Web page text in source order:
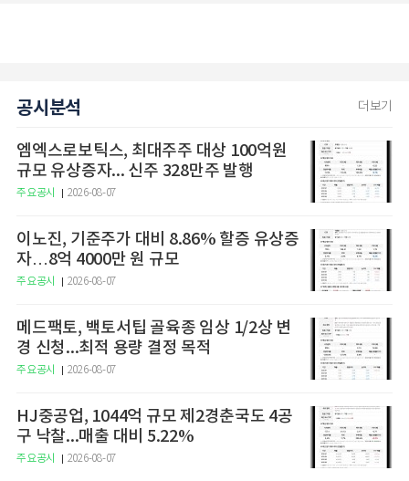
공시분석 더보기
엠엑스로보틱스, 최대주주 대상 100억원
규모 유상증자... 신주 328만주 발행
주요공시 2026-08-07
이노진, 기준주가 대비 8.86% 할증 유상증
자…8억 4000만 원 규모
주요공시 2026-08-07
메드팩토, 백토서팁 골육종 임상 1/2상 변
경 신청...최적 용량 결정 목적
주요공시 2026-08-07
HJ중공업, 1044억 규모 제2경춘국도 4공
구 낙찰...매출 대비 5.22%
주요공시 2026-08-07